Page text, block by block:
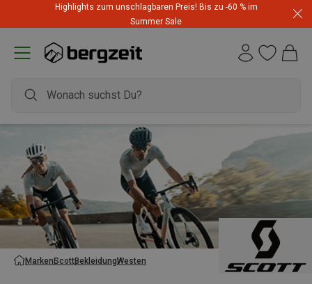
Highlights zum unschlagbaren Preis! Bis zu -60 % im
Summer Sale
MarkenScottBekleidungWesten